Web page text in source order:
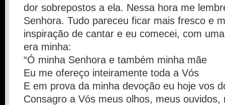
dor sobrepostos a ela. Nessa hora me
Senhora. Tudo pareceu ficar mais fresco e
inspiração de cantar e eu comecei, com
era minha:
“Ó minha Senhora e também minha mãe
Eu me ofereço inteiramente toda a Vós
E em prova da minha devoção eu hoje vos
Consagro a Vós meus olhos, meus ouvidos,